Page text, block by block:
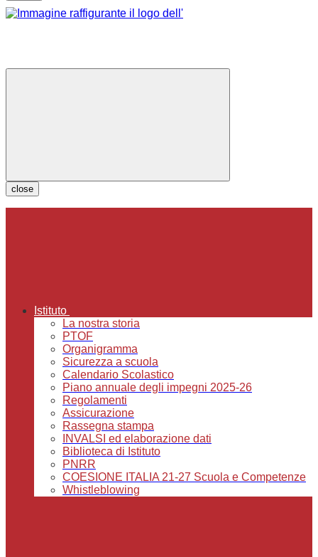
close
Istituto
La nostra storia
PTOF
Organigramma
Sicurezza a scuola
Calendario Scolastico
Piano annuale degli impegni 2025-26
Regolamenti
Assicurazione
Rassegna stampa
INVALSI ed elaborazione dati
Biblioteca di Istituto
PNRR
COESIONE ITALIA 21-27 Scuola e Competenze
Whistleblowing